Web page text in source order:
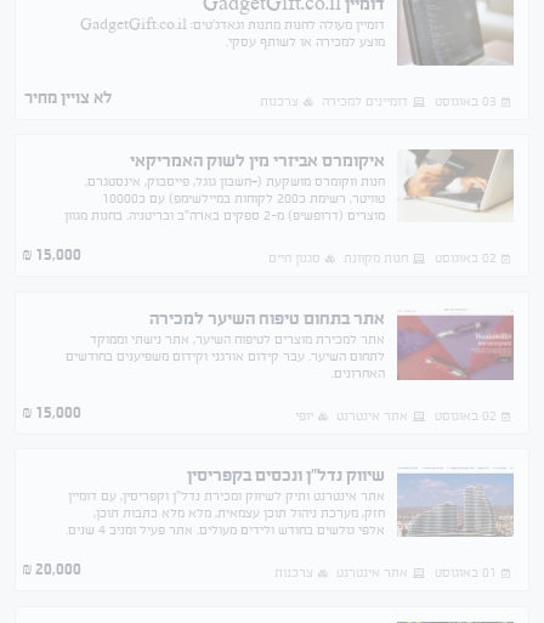
דומיין GadgetGift.co.il
דומיין מעולה לחנות מתנות וגאדג'טים: GadgetGift.co.il
מוצע למכירה או לשותף עסקי.
03 באוגוסט דומיינים למכירה צרכנות לא צויין מחיר
איקומרס אביזרי מין לשוק האמריקאי
חנות ווקומרס מושקעת (+חשבון גוגל, פייסבוק, אינסטגרם,
טוויטר, רשימת כ200 לקוחות במיילשימפ) עם כ10000
מוצרים (דרופשיפ) מ-2 ספקים בארה"ב ובריטניה. בחנות מגוון
02 באוגוסט
חנות מקוונת סגנון חיים 15,000
₪
אתר בתחום טיפוח השיער למכירה
אתר למכירת מוצרים לטיפוח השיער, אתר נישתי וממוקד
לתחום השיער. עבר קידום אורגני וקידום משפיענים בחודשים
האחרונים.
02 באוגוסט אתר אינטרנט יופי 15,000
₪
שיווק נדל"ן ונכסים בקפריסין
אתר אינטרנט ותיק לשיווק ומכירת נדל"ן וקפריסין, עם דומיין
חזק, מערכת ניהול תוכן עצמאית, מלא מלא כתבות תוכן,
אלפי גולשים בחודש ולידים מעולים. אתר פעיל ומניב 4 שנים.
01 באוגוסט
אתר אינטרנט צרכנות 20,000
₪